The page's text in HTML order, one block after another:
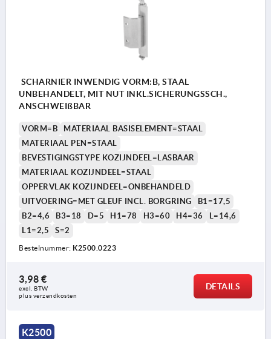
SCHARNIER INWENDIG VORM:B, STAAL
UNBEHANDELT, MIT NUT INKL.SICHERUNGSSCH.,
ANSCHWEIßBAR
VORM=B
MATERIAAL BASISELEMENT=STAAL
MATERIAAL PEN=STAAL
BEVESTIGINGSTYPE KOZIJNDEEL=LASBAAR
MATERIAAL KOZIJNDEEL=STAAL
OPPERVLAK KOZIJNDEEL=ONBEHANDELD
UITVOERING=MET GLEUF INCL. BORGRING
B1=17,5
B2=4,6
B3=18 D=5 H1=78 H3=60 H4=36
L=14,6
L1=2,5
S=2
Bestelnummer: K2500.0223
3,98 €
excl. BTW
plus verzendkosten
DETAILS
K2500